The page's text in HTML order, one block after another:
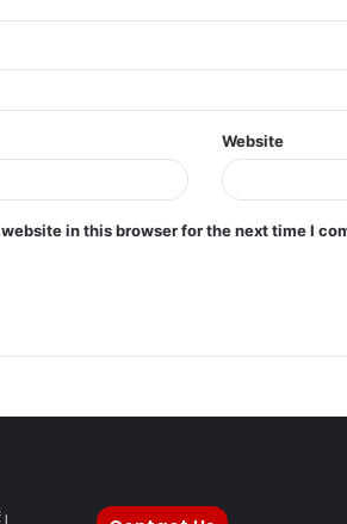
Website
in this browser for the next time I